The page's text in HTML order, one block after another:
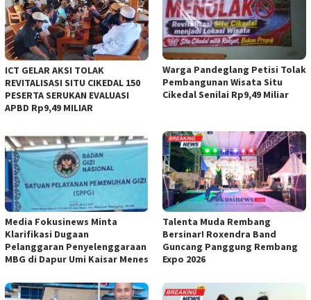
ICT GELAR AKSI TOLAK
REVITALISASI SITU CIKEDAL 150
PESERTA SERUKAN EVALUASI
APBD Rp9,49 MILIAR
Warga Pandeglang Petisi Tolak
Pembangunan Wisata Situ
Cikedal Senilai Rp9,49 Miliar
Media Fokusinews Minta
Klarifikasi Dugaan
Pelanggaran Penyelenggaraan
MBG di Dapur Umi Kaisar Menes
Talenta Muda Rembang
Bersinar! Roxendra Band
Guncang Panggung Rembang
Expo 2026